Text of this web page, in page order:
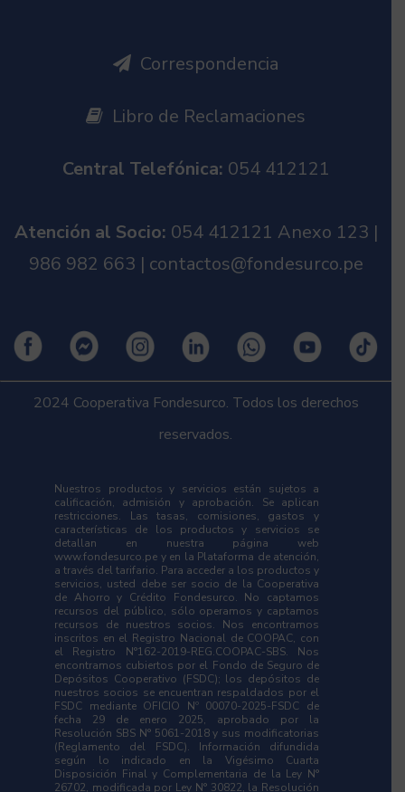
Correspondencia
Libro de Reclamaciones
Central Telefónica: 054 412121
Atención al Socio: 054 412121 Anexo 123 |
986 982 663 | contactos@fondesurco.pe
2024 Cooperativa Fondesurco. Todos los derechos
reservados.
Nuestros productos y servicios están sujetos a
calificación, admisión y aprobación. Se aplican
restricciones. Las tasas, comisiones, gastos y
características de los productos y servicios se
detallan en nuestra página web
www.fondesurco.pe y en la Plataforma de atención,
a través del tarifario. Para acceder a los productos y
servicios, usted debe ser socio de la Cooperativa
de Ahorro y Crédito Fondesurco. No captamos
recursos del público, sólo operamos y captamos
recursos de nuestros socios. Nos encontramos
inscritos en el Registro Nacional de COOPAC, con
el Registro N°162-2019-REG.COOPAC-SBS. Nos
encontramos cubiertos por el Fondo de Seguro de
Depósitos Cooperativo (FSDC); los depósitos de
nuestros socios se encuentran respaldados por el
FSDC mediante OFICIO Nº 00070-2025-FSDC de
fecha 29 de enero 2025, aprobado por la
Resolución SBS N° 5061-2018 y sus modificatorias
(Reglamento del FSDC). Información difundida
según lo indicado en la Vigésimo Cuarta
Disposición Final y Complementaria de la Ley N°
26702, modificada por Ley N° 30822, la Resolución